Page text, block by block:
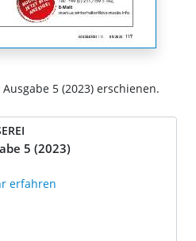
5 (2023) erschienen.
5 (2023)
erfahren